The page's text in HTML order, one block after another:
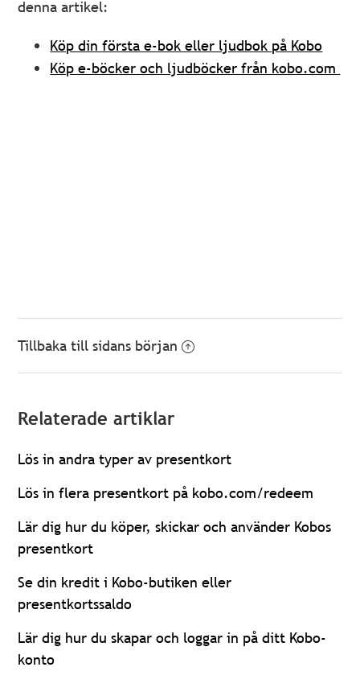
denna artikel:
Köp din första e-bok eller ljudbok på Kobo
Köp e-böcker och ljudböcker från kobo.com
Tillbaka till sidans början
Relaterade artiklar
Lös in andra typer av presentkort
Lös in flera presentkort på kobo.com/redeem
Lär dig hur du köper, skickar och använder Kobos
presentkort
Se din kredit i Kobo-butiken eller
presentkortssaldo
Lär dig hur du skapar och loggar in på ditt Kobo-
konto